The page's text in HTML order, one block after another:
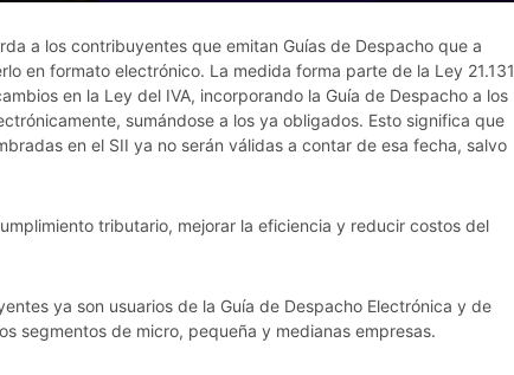
a los contribuyentes que emitan Guías de Despacho que a
en formato electrónico. La medida forma parte de la Ley 21.131
en la Ley del IVA, incorporando la Guía de Despacho a los
sumándose a los ya obligados. Esto significa que
en el SII ya no serán válidas a contar de esa fecha, salvo
tributario, mejorar la eficiencia y reducir costos del
ya son usuarios de la Guía de Despacho Electrónica y de
segmentos de micro, pequeña y medianas empresas.